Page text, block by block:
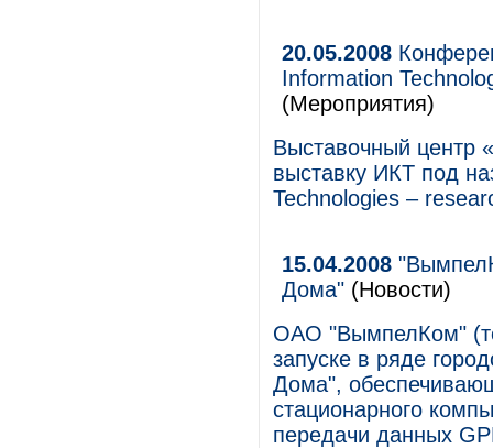
20.05.2008
Information
(Мероприятия)
Выставочный центр
выставку ИКТ под
Technologies –
15.04.2008
Дома" (Новости)
ОАО "ВымпелКом"
запуске в ряде
Дома",
стационарного
передачи данных